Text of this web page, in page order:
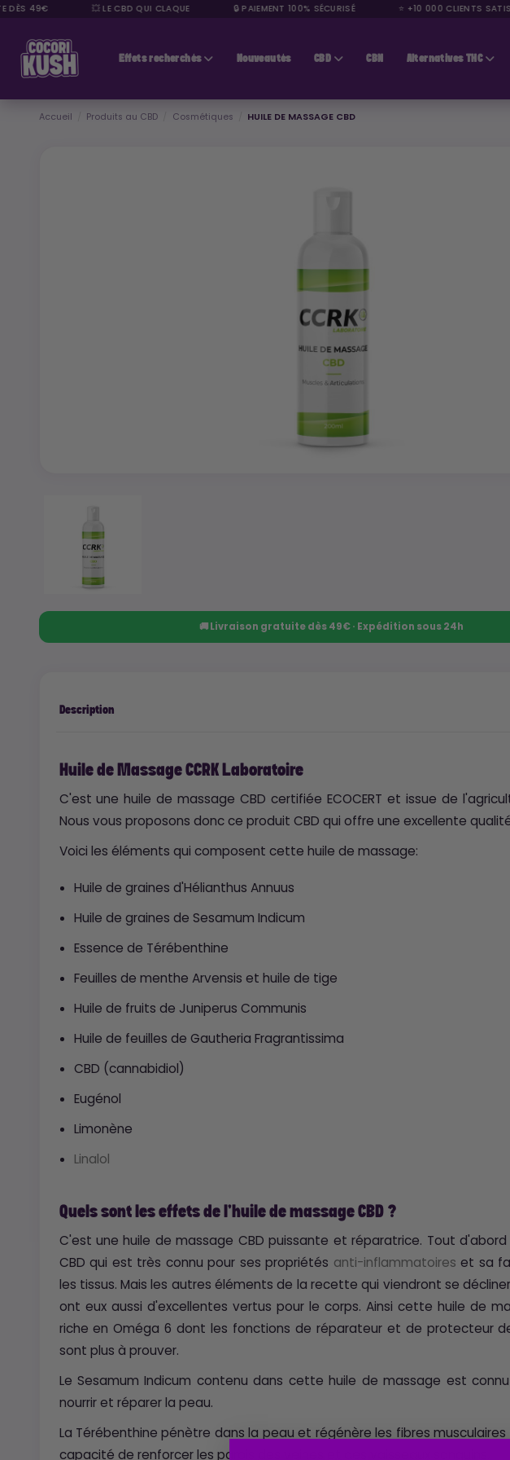
49€ 💥 LE CBD QUI CLAQUE 🔒 PAIEMENT 100% SÉCURISÉ ⭐ +10 000 CLIENTS
Effets recherchés Nouveautés CBD CBN Alternatives THC
Accueil Produits au CBD Cosmétiques HUILE DE MASSAGE CBD
🚚 Livraison gratuite dès 49€ · Expédition sous 24h
Description
Huile de Massage CCRK Laboratoire
C'est une huile de massage CBD certifiée ECOCERT et issue de
Nous vous proposons donc ce produit CBD qui offre une excellente
Voici les éléments qui composent cette huile de massage:
Huile de graines d'Hélianthus Annuus
Huile de graines de Sesamum Indicum
Essence de Térébenthine
Feuilles de menthe Arvensis et huile de tige
Huile de fruits de Juniperus Communis
Huile de feuilles de Gautheria Fragrantissima
CBD (cannabidiol)
Eugénol
Limonène
Linalol
Quels sont les effets de l'huile de massage CBD ?
C'est une huile de massage CBD puissante et réparatrice. Tout
CBD qui est très connu pour ses propriétés anti-inflammatoires et sa
les tissus. Mais les autres éléments de la recette qui viendront se
ont eux aussi d'excellentes vertus pour le corps. Ainsi cette huile de
riche en Oméga 6 dont les fonctions de réparateur et de protecteur
sont plus à prouver.
Le Sesamum Indicum contenu dans cette huile de massage est
nourrir et réparer la peau.
La Térébenthine pénètre dans la peau et régénère les fibres
capacité de renforcer les parois des veines et des vaisseaux sanguins.